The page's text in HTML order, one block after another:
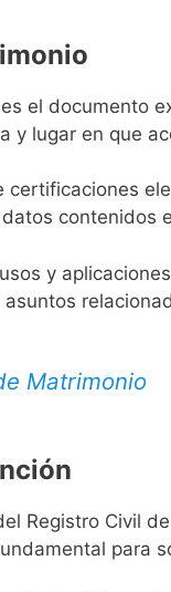
el documento
y lugar en que
certificaciones
contenidos
y
Matrimonio
Registro Civil
para